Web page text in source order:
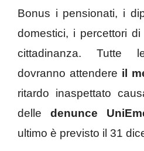
Bonus i pensionati, i
domestici, i percettori
cittadinanza. Tutte
dovranno attendere il
ritardo inaspettato
delle denunce
ultimo è previsto il 31